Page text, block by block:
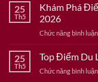
25
Th5
Khám Phá
2026
Chức năng bình
25
Th5
Top Điểm Du
Chức năng bình